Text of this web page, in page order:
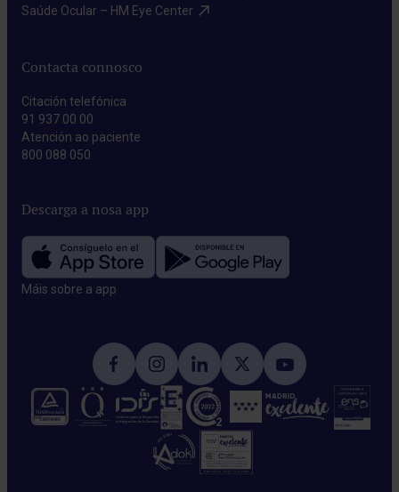
Saúde Ocular – HM Eye Center​
Contacta connosco
Citación telefónica
91 937 00 00
Atención ao paciente
800 088 050
Descarga a nosa app
Máis sobre a app​